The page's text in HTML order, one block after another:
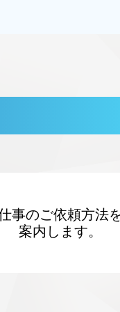
事のご依頼方法
案内します。